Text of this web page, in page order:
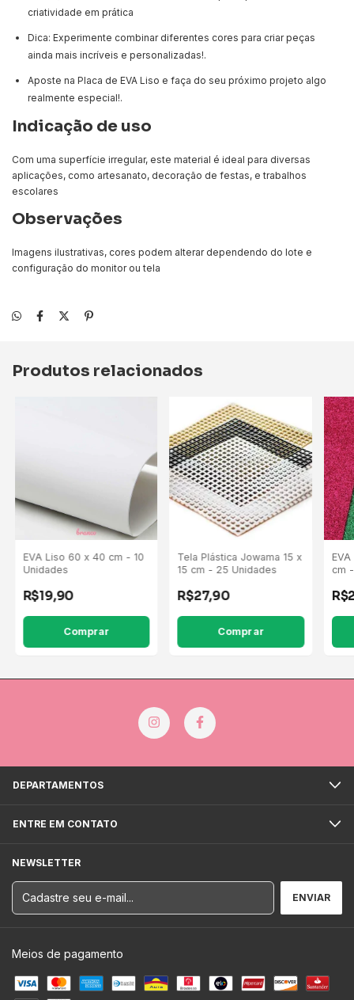
criatividade em prática
Dica: Experimente combinar diferentes cores para criar peças
ainda mais incríveis e personalizadas!.
Aposte na Placa de EVA Liso e faça do seu próximo projeto algo
realmente especial!.
Indicação de uso
Com uma superfície irregular, este material é ideal para diversas
aplicações, como artesanato, decoração de festas, e trabalhos
escolares
Observações
Imagens ilustrativas, cores podem alterar dependendo do lote e
configuração do monitor ou tela
Produtos relacionados
EVA Liso 60 x 40 cm - 10
Unidades
R$19,90
Comprar
Tela Plástica Jowama 15 x
15 cm - 25 Unidades
R$27,90
Comprar
cm
DEPARTAMENTOS
ENTRE EM CONTATO
NEWSLETTER
Meios de pagamento